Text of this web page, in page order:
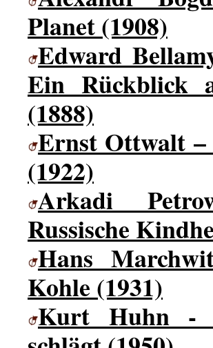
Planet (1908)
Edward
Ein Rückblick
(1888)
Ernst Ottwalt
(1922)
Arkadi
Russische
Hans
Kohle (1931)
Kurt Huhn -